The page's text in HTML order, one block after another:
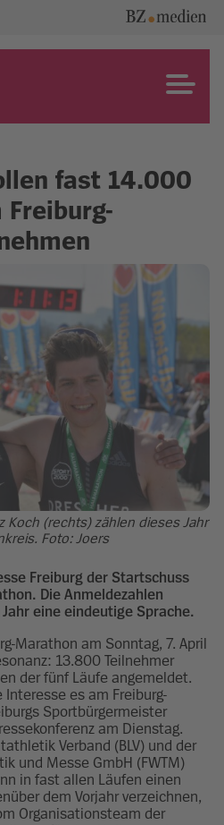
fast 14.000
Freiburg-
Koch (rechts) zählen dieses Jahr
Foto: Joers
Freiburg der Startschuss
Die Anmeldezahlen
eine eindeutige Sprache.
Marathon am Sonntag, 7. April
13.800 Teilnehmer
der fünf Läufe angemeldet.
Interesse es am Freiburg-
Sportbürgermeister
am Dienstag.
Verband (BLV) und der
und Messe GmbH (FWTM)
in fast allen Läufen einen
dem Vorjahr verzeichnen,
Organisationsteam der